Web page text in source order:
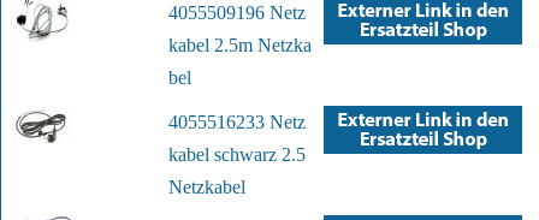
4055509196 Netz
kabel 2.5m Netzka
bel
4055516233 Netz
kabel schwarz 2.5
Netzkabel